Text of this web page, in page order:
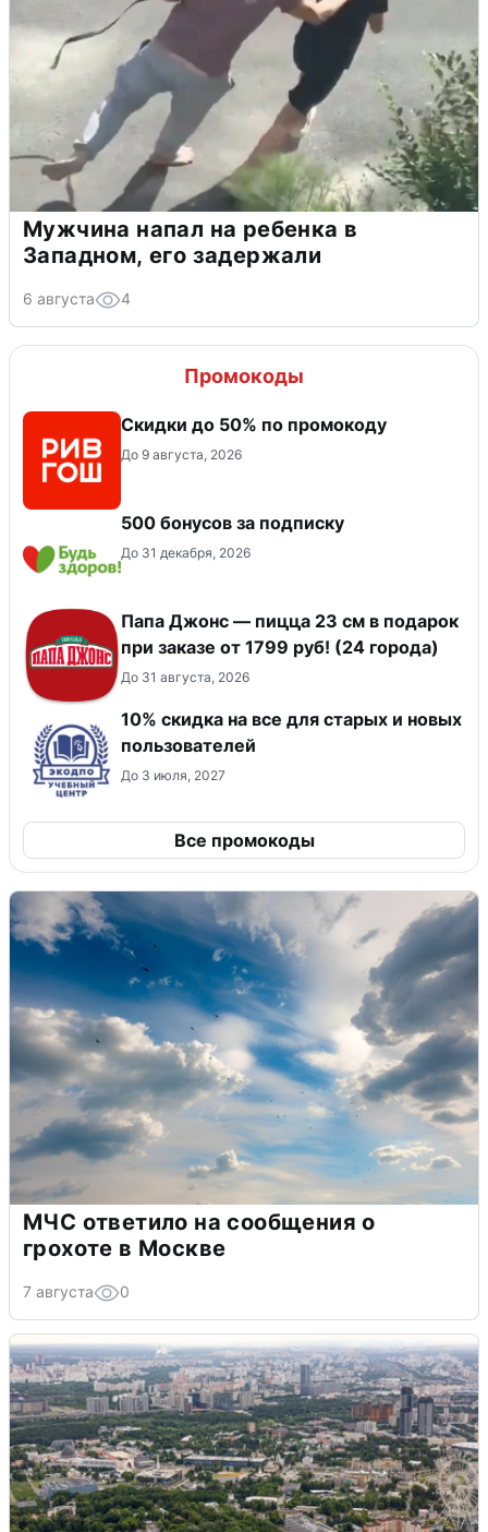
Мужчина напал на ребенка в
Западном, его задержали
6 августа 4
Промокоды
Скидки до 50% по промокоду
До 9 августа, 2026
500 бонусов за подписку
До 31 декабря, 2026
Папа Джонс — пицца 23 см в подарок
при заказе от 1799 руб! (24 города)
До 31 августа, 2026
10% скидка на все для старых и новых
пользователей
До 3 июля, 2027
Все промокоды
МЧС ответило на сообщения о
грохоте в Москве
7 августа 0